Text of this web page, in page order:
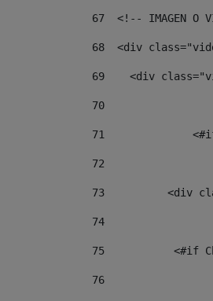
67
<!-- IMAGEN O
68
<div
69
<div
70
71
72
73
<div
74
75
<#if
76